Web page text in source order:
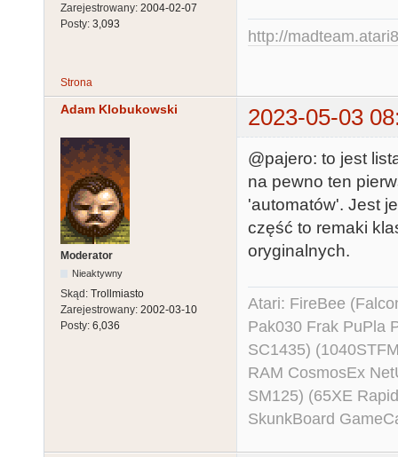
Zarejestrowany: 2004-02-07
Posty: 3,093
http://
Strona
Adam Klobukowski 2023-05-03
Moderator
Nieaktywny
Skąd: Trollmiasto
Zarejestrowany: 2002-03-10
Posty: 6,036
@pajero: to jest
na pewno ten
'automatów'. Jest
część to remaki
oryginalnych.
Atari: FireBee
Pak030 Frak PuPla
SC1435)
RAM CosmosEx
SM125) (65XE
SkunkBoard